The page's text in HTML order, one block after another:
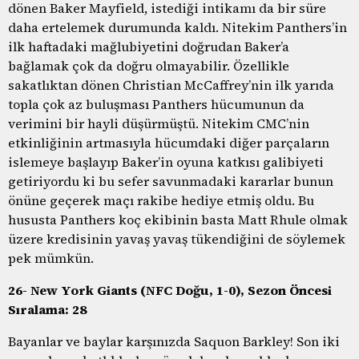
dönen Baker Mayfield, istediği intikamı da bir süre
daha ertelemek durumunda kaldı. Nitekim Panthers’in
ilk haftadaki mağlubiyetini doğrudan Baker’a
bağlamak çok da doğru olmayabilir. Özellikle
sakatlıktan dönen Christian McCaffrey’nin ilk yarıda
topla çok az buluşması Panthers hücumunun da
verimini bir hayli düşürmüştü. Nitekim CMC’nin
etkinliğinin artmasıyla hücumdaki diğer parçaların
islemeye başlayıp Baker’in oyuna katkısı galibiyeti
getiriyordu ki bu sefer savunmadaki kararlar bunun
önüne geçerek maçı rakibe hediye etmiş oldu. Bu
hususta Panthers koç ekibinin basta Matt Rhule olmak
üzere kredisinin yavaş yavaş tükendiğini de söylemek
pek mümkün.
26- New York Giants (NFC Doğu, 1-0), Sezon Öncesi
Sıralama: 28
Bayanlar ve baylar karşınızda Saquon Barkley! Son iki